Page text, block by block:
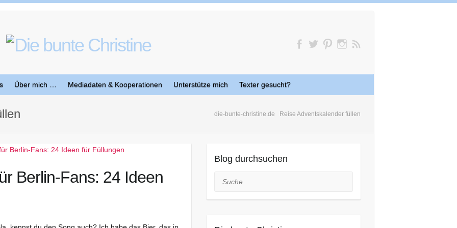
Über mich … Mediadaten & Kooperationen Unterstütze mich Texter gesucht?
die-bunte-christine.de Reise Adventskalender füllen
Berlin-Fans: 24 Ideen
Blog durchsuchen
Suche